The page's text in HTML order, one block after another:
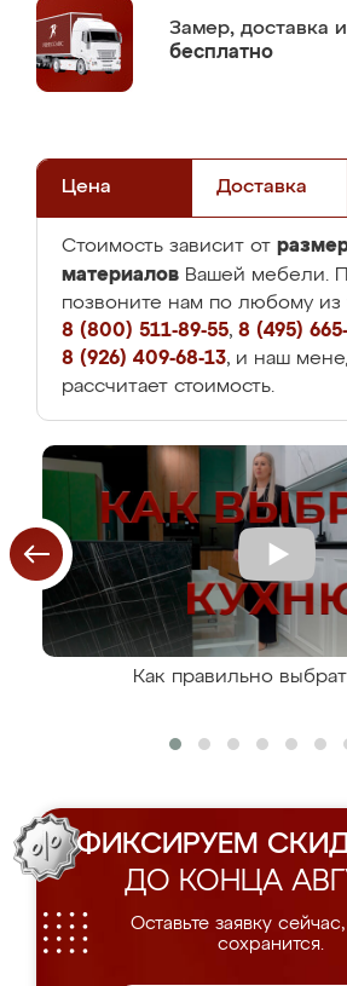
Замер, доставка
бесплатно
Цена Доставка
Стоимость зависит от
материалов Вашей мебели.
позвоните нам по любому из
8 (800) 511-89-55, 8 (495)
8 (926) 409-68-13, и наш
рассчитает стоимость.
Как правильно
ФИКСИРУЕМ
ДО КОНЦА
Оставьте заявку
сохранится.